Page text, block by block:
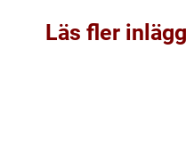
Läs fler